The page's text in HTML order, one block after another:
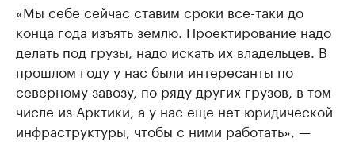
«Мы себе сейчас ставим сроки все-таки до
конца года изъять землю. Проектирование надо
делать под грузы, надо искать их владельцев. В
прошлом году у нас были интересанты по
северному завозу, по ряду других грузов, в том
числе из Арктики, а у нас еще нет юридической
инфраструктуры, чтобы с ними работать», —